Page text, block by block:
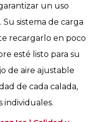
un uso
sistema de carga
recargarlo en poco
esté listo para su
de aire ajustable
de cada calada,
individuales.